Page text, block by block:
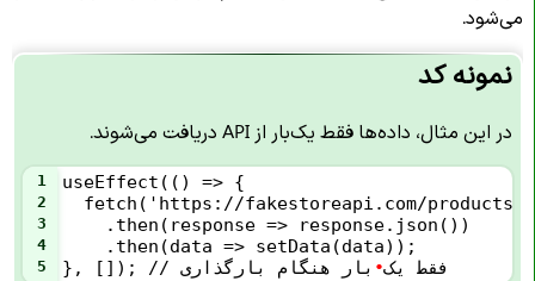
می‌شود.
نمونه کد
در این مثال، داده‌ها فقط یک‌بار از API دریافت می‌شوند.
1 useEffect(() => {
2
  fetch('https://fakestoreapi.com/products')
3
    .then(response => response.json())
4
    .then(data => setData(data));
5 }, []); // فقط یک• بار هنگام بارگذاری